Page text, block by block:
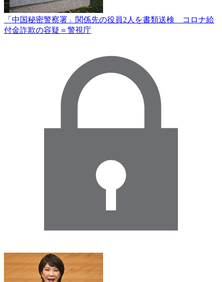
「中国秘密警察署」関係先の役員2人を書類送検 コロナ給
付金詐欺の容疑＝警視庁